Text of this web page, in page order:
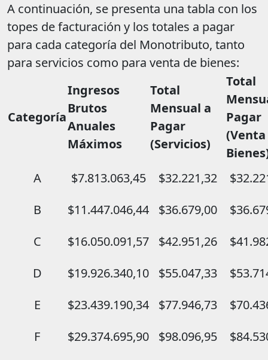
A continuación, se presenta una tabla con los
topes de facturación y los totales a pagar
para cada categoría del Monotributo, tanto
para servicios como para venta de bienes:
Categoría
Ingresos
Brutos
Anuales
Máximos
Total
Mensual a
Pagar
(Servicios)
Total
Pagar
A
$7.813.063,45 $32.221,32
B
$11.447.046,44 $36.679,00
C
$16.050.091,57 $42.951,26
D
$19.926.340,10 $55.047,33
E
$23.439.190,34 $77.946,73
F
$29.374.695,90 $98.096,95